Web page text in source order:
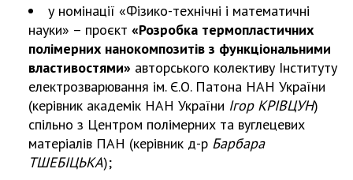
Установи при Президії
Ради, комітети та комісії
Наукові центри МОН та НАН України
Громадські організації
ДІЯЛЬНІСТЬ
у номінації «Фізико-технічні і математичні
науки» – проєкт «Розробка термопластичних
полімерних нанокомпозитів з функціональними
властивостями» авторського колективу Інституту
електрозварювання ім. Є.О. Патона НАН України
(керівник академік НАН України Ігор КРІВЦУН)
спільно з Центром полімерних та вуглецевих
матеріалів ПАН (керівник д-р Барбара
ТШЕБІЦЬКА);